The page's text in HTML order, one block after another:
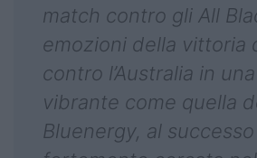
match contro gli All
emozioni della vittoria
contro l’Australia in
vibrante come quella
Bluenergy, al successo